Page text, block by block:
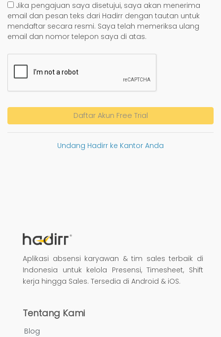
Jika pengajuan saya disetujui, saya akan menerima
email dan pesan teks dari Hadirr dengan tautan untuk
mendaftar secara resmi. Saya telah memeriksa ulang
email dan nomor telepon saya di atas.
Daftar Akun Free Trial
Undang Hadirr ke Kantor Anda
Aplikasi absensi karyawan & tim sales terbaik di
Indonesia untuk kelola Presensi, Timesheet, Shift
kerja hingga Sales. Tersedia di Android & iOS.
Tentang Kami
Blog